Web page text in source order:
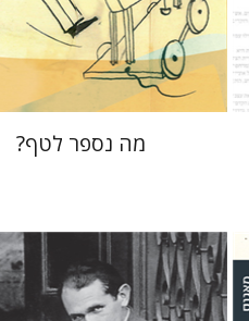
הנחת אתר ספר מודפס
$35
$32
מה נספר לטף?
ברונו שולץ